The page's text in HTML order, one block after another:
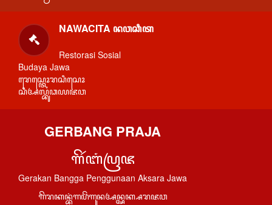
NAWACITA ꦤꦮꦕꦶꦠ
Restorasi Sosial
Budaya Jawa
ꦫꦺꦱ꧀ꦠꦺꦴꦫꦱꦶꦱꦺꦴ
ꦱꦶꦄꦭ꧀ꦧꦸꦣꦪꦗꦮ
GERBANG PRAJA
ꦒꦼꦂꦧꦁꦥꦿꦗ
Gerakan Bangga Penggunaan Aksara Jawa
ꦒꦼꦫꦏꦤ꧀ꦧꦁꦒꦥꦼꦁꦒꦸꦤꦄꦤ꧀ꦄꦏ꧀ꦱꦫꦗꦮ